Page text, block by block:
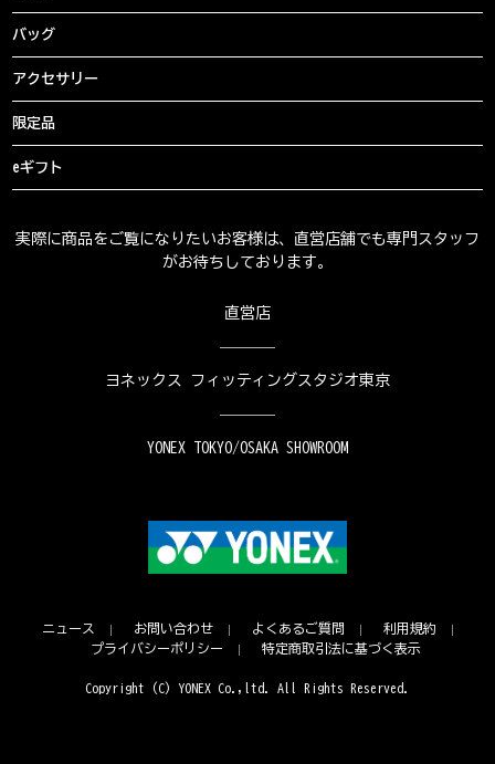
バッグ
アクセサリー
限定品
eギフト
実際に商品をご覧になりたいお客様は、直営店舗でも専門スタッフ
がお待ちしております。
直営店
ヨネックス フィッティングスタジオ東京
YONEX TOKYO/OSAKA SHOWROOM
ニュース お問い合わせ よくあるご質問
利用規約
プライバシーポリシー
特定商取引法に基づく表示
Copyright (C) YONEX Co.,ltd. All Rights Reserved.